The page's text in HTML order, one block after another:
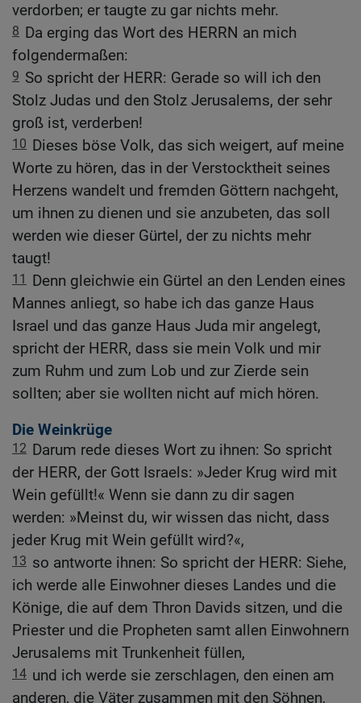
verdorben; er taugte zu gar nichts mehr.
8 Da erging das Wort des HERRN an mich
folgendermaßen:
9 So spricht der HERR: Gerade so will ich den
Stolz Judas und den Stolz Jerusalems, der sehr
groß ist, verderben!
10 Dieses böse Volk, das sich weigert, auf meine
Worte zu hören, das in der Verstocktheit seines
Herzens wandelt und fremden Göttern nachgeht,
um ihnen zu dienen und sie anzubeten, das soll
werden wie dieser Gürtel, der zu nichts mehr
taugt!
11
Denn gleichwie ein Gürtel an den Lenden eines
Mannes anliegt, so habe ich das ganze Haus
Israel und das ganze Haus Juda mir angelegt,
spricht der HERR, dass sie mein Volk und mir
zum Ruhm und zum Lob und zur Zierde sein
sollten; aber sie wollten nicht auf mich hören.
Die Weinkrüge
12 Darum rede dieses Wort zu ihnen: So spricht
der HERR, der Gott Israels: »Jeder Krug wird mit
Wein gefüllt!« Wenn sie dann zu dir sagen
werden: »Meinst du, wir wissen das nicht, dass
jeder Krug mit Wein gefüllt wird?«,
13 so antworte ihnen: So spricht der HERR: Siehe,
ich werde alle Einwohner dieses Landes und die
Könige, die auf dem Thron Davids sitzen, und die
Priester und die Propheten samt allen Einwohnern
Jerusalems mit Trunkenheit füllen,
14 und ich werde sie zerschlagen, den einen am
anderen, die Väter zusammen mit den Söhnen,